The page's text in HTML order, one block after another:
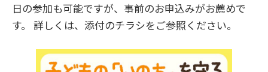
日の参加も可能ですが、事前のお申込みがお薦めで
す。 詳しくは、添付のチラシをご参照ください。